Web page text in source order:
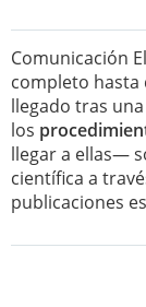
Comunicación
completo hasta
llegado tras
los
llegar a ellas—
científica a
publicaciones